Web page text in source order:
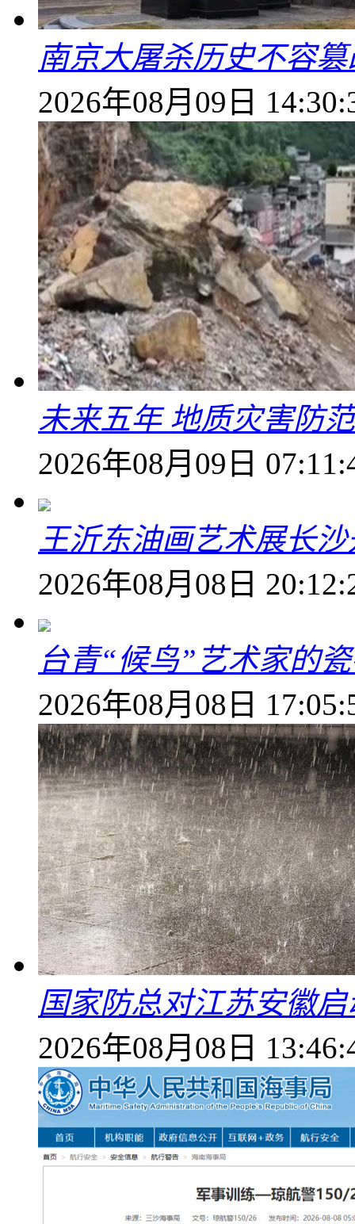
南京大屠杀历史不容
2026年08月09日
未来五年 地质灾害防
2026年08月09日
王沂东油画艺术展长
2026年08月08日
台青“候鸟”艺术家的
2026年08月08日
国家防总对江苏安徽
2026年08月08日